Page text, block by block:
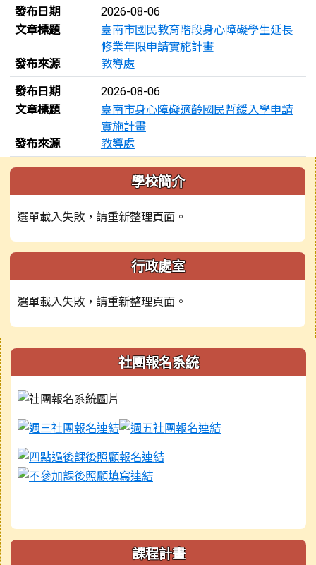
發布日期
2026-08-06
文章標題
臺南市國民教育階段身心障礙學生延長
修業年限申請實施計畫
發布來源
教導處
發布日期
2026-08-06
文章標題
臺南市身心障礙適齡國民暫緩入學申請
實施計畫
發布來源
教導處
左邊區域內容 學校簡介
選單載入失敗，請重新整理頁面。
行政處室
選單載入失敗，請重新整理頁面。
右邊區域內容 社團報名系統
課程計畫